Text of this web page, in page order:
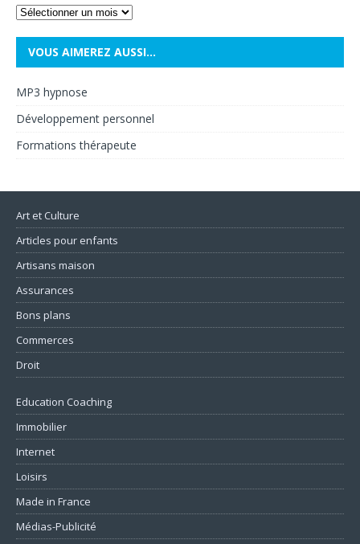
VOUS AIMEREZ AUSSI…
MP3 hypnose
Développement personnel
Formations thérapeute
Art et Culture
Articles pour enfants
Artisans maison
Assurances
Bons plans
Commerces
Droit
Education Coaching
Immobilier
Internet
Loisirs
Made in France
Médias-Publicité